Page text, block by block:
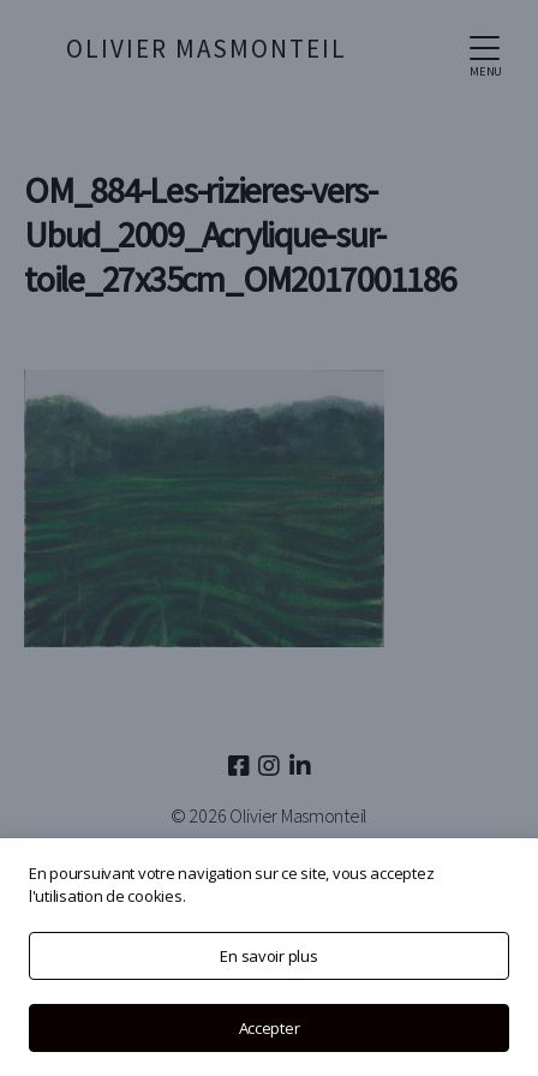
MENU
OLIVIER MASMONTEIL
OM_884-Les-rizieres-vers-
Ubud_2009_Acrylique-sur-
toile_27x35cm_OM2017001186
© 2026 Olivier Masmonteil
En poursuivant votre navigation sur ce site, vous acceptez
l'utilisation de cookies.
En savoir plus
Accepter